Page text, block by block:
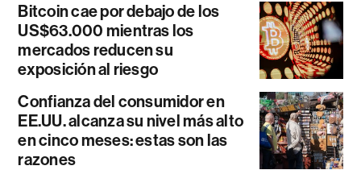
Bitcoin cae por debajo de los
US$63.000 mientras los
mercados reducen su
exposición al riesgo
Confianza del consumidor en
EE.UU. alcanza su nivel más alto
en cinco meses: estas son las
razones